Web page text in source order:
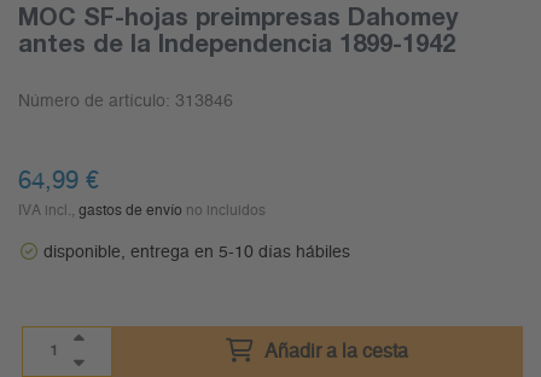
MOC SF-hojas preimpresas Dahomey
antes de la Independencia 1899-1942
Número de artículo: 313846
64,99 €
IVA incl., gastos de envío no incluidos
disponible, entrega en 5-10 días hábiles
Añadir a la cesta